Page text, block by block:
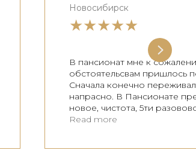
Новосибирск
★★★★★
В пансионат мне к
обстоятельсвам пришлось
Сначала конечно
напрасно. В Пансионате
новое, чистота, 5ти
работник. Персонал
Read more